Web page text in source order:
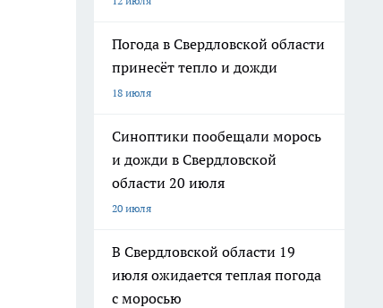
Погода в Свердловской области
принесёт тепло и дожди
18 июля
Синоптики пообещали морось
и дожди в Свердловской
области 20 июля
20 июля
В Свердловской области 19
июля ожидается теплая погода
с моросью